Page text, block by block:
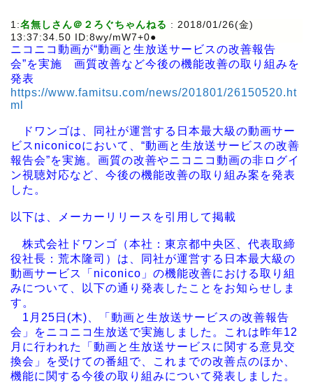
1:名無しさん＠２ろぐちゃんねる : 2018/01/26(金)
13:37:34.50 ID:8wy/mW7+0●
ニコニコ動画が“動画と生放送サービスの改善報告
会”を実施 画質改善など今後の機能改善の取り組みを
発表
https://www.famitsu.com/news/201801/26150520.ht
ml
ドワンゴは、同社が運営する日本最大級の動画サー
ビスniconicoにおいて、“動画と生放送サービスの改善
報告会”を実施。画質の改善やニコニコ動画の非ログイ
ン視聴対応など、今後の機能改善の取り組み案を発表
した。
以下は、メーカーリリースを引用して掲載
株式会社ドワンゴ（本社：東京都中央区、代表取締
役社長：荒木隆司）は、同社が運営する日本最大級の
動画サービス「niconico」の機能改善における取り組
みについて、以下の通り発表したことをお知らせしま
す。
1月25日(木)、「動画と生放送サービスの改善報告
会」をニコニコ生放送で実施しました。これは昨年12
月に行われた「動画と生放送サービスに関する意見交
換会」を受けての番組で、これまでの改善点のほか、
機能に関する今後の取り組みについて発表しました。